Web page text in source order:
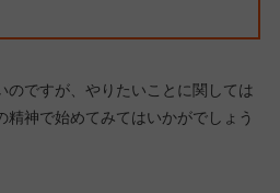
のですが、やりたいことに関しては
精神で始めてみてはいかがでしょう